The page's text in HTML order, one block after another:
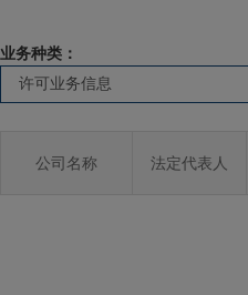
业务种类：
公司名称 法定代表人